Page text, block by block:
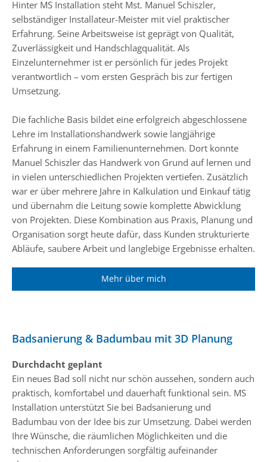
Hinter MS Installation steht Mst. Manuel Schiszler,
selbständiger Installateur-Meister mit viel praktischer
Erfahrung. Seine Arbeitsweise ist geprägt von Qualität,
Zuverlässigkeit und Handschlagqualität. Als
Einzelunternehmer ist er persönlich für jedes Projekt
verantwortlich – vom ersten Gespräch bis zur fertigen
Umsetzung.
Die fachliche Basis bildet eine erfolgreich abgeschlossene
Lehre im Installationshandwerk sowie langjährige
Erfahrung in einem Familienunternehmen. Dort konnte
Manuel Schiszler das Handwerk von Grund auf lernen und
in vielen unterschiedlichen Projekten vertiefen. Zusätzlich
war er über mehrere Jahre in Kalkulation und Einkauf tätig
und übernahm die Leitung sowie komplette Abwicklung
von Projekten. Diese Kombination aus Praxis, Planung und
Organisation sorgt heute dafür, dass Kunden strukturierte
Abläufe, saubere Arbeit und langlebige Ergebnisse erhalten.
Mehr über mich
Badsanierung & Badumbau mit 3D Planung
Durchdacht geplant
Ein neues Bad soll nicht nur schön aussehen, sondern auch
praktisch, komfortabel und dauerhaft funktional sein. MS
Installation unterstützt Sie bei Badsanierung und
Badumbau von der Idee bis zur Umsetzung. Dabei werden
Ihre Wünsche, die räumlichen Möglichkeiten und die
technischen Anforderungen sorgfältig aufeinander